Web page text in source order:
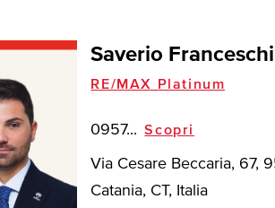
Saverio
RE/MAX Platinum
0957... Scopri
Via Cesare Beccaria, 67,
Catania, CT, Italia